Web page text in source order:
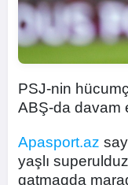
PSJ-nin
ABŞ-da davam
Apasport.az
yaşlı
qatmaqda